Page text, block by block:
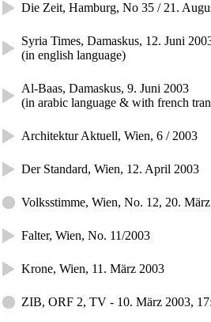
Die Zeit, Hamburg, No 35 / 21.
Syria Times, Damaskus, 12. Juni
(in english language)
Al-Baas, Damaskus, 9. Juni 2003
(in arabic language & with french
Architektur Aktuell, Wien, 6 / 2003
Der Standard, Wien, 12. April 2003
Volksstimme, Wien, No. 12, 20.
Falter, Wien, No. 11/2003
Krone, Wien, 11. März 2003
ZIB, ORF 2, TV - 10. März 2003,